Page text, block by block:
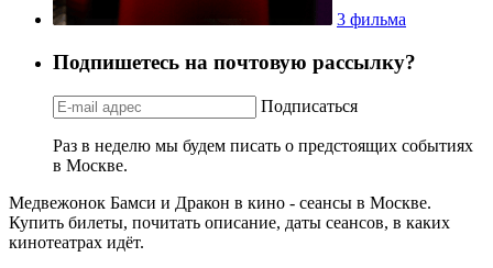
3 фильма
Подпишетесь на почтовую рассылку?
Подписаться
Раз в неделю мы будем писать о предстоящих событиях
в Москве.
Медвежонок Бамси и Дракон в кино - сеансы в Москве.
Купить билеты, почитать описание, даты сеансов, в каких
кинотеатрах идёт.